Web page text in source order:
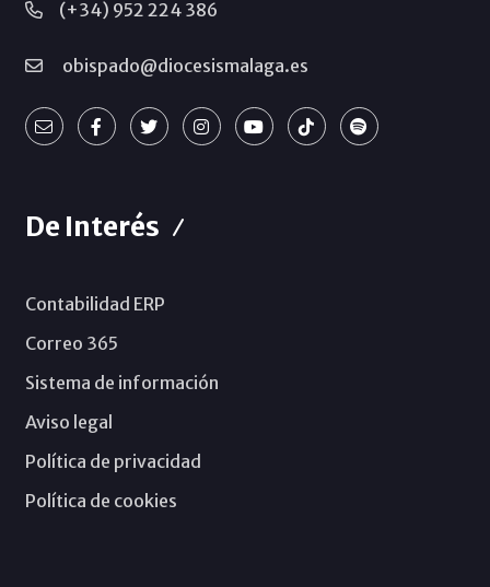
(+34) 952 224 386
obispado@diocesismalaga.es
De Interés
Contabilidad ERP
Correo 365
Sistema de información
Aviso legal
Política de privacidad
Política de cookies